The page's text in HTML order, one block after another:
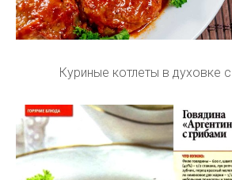
Куриные котлеты в духовке